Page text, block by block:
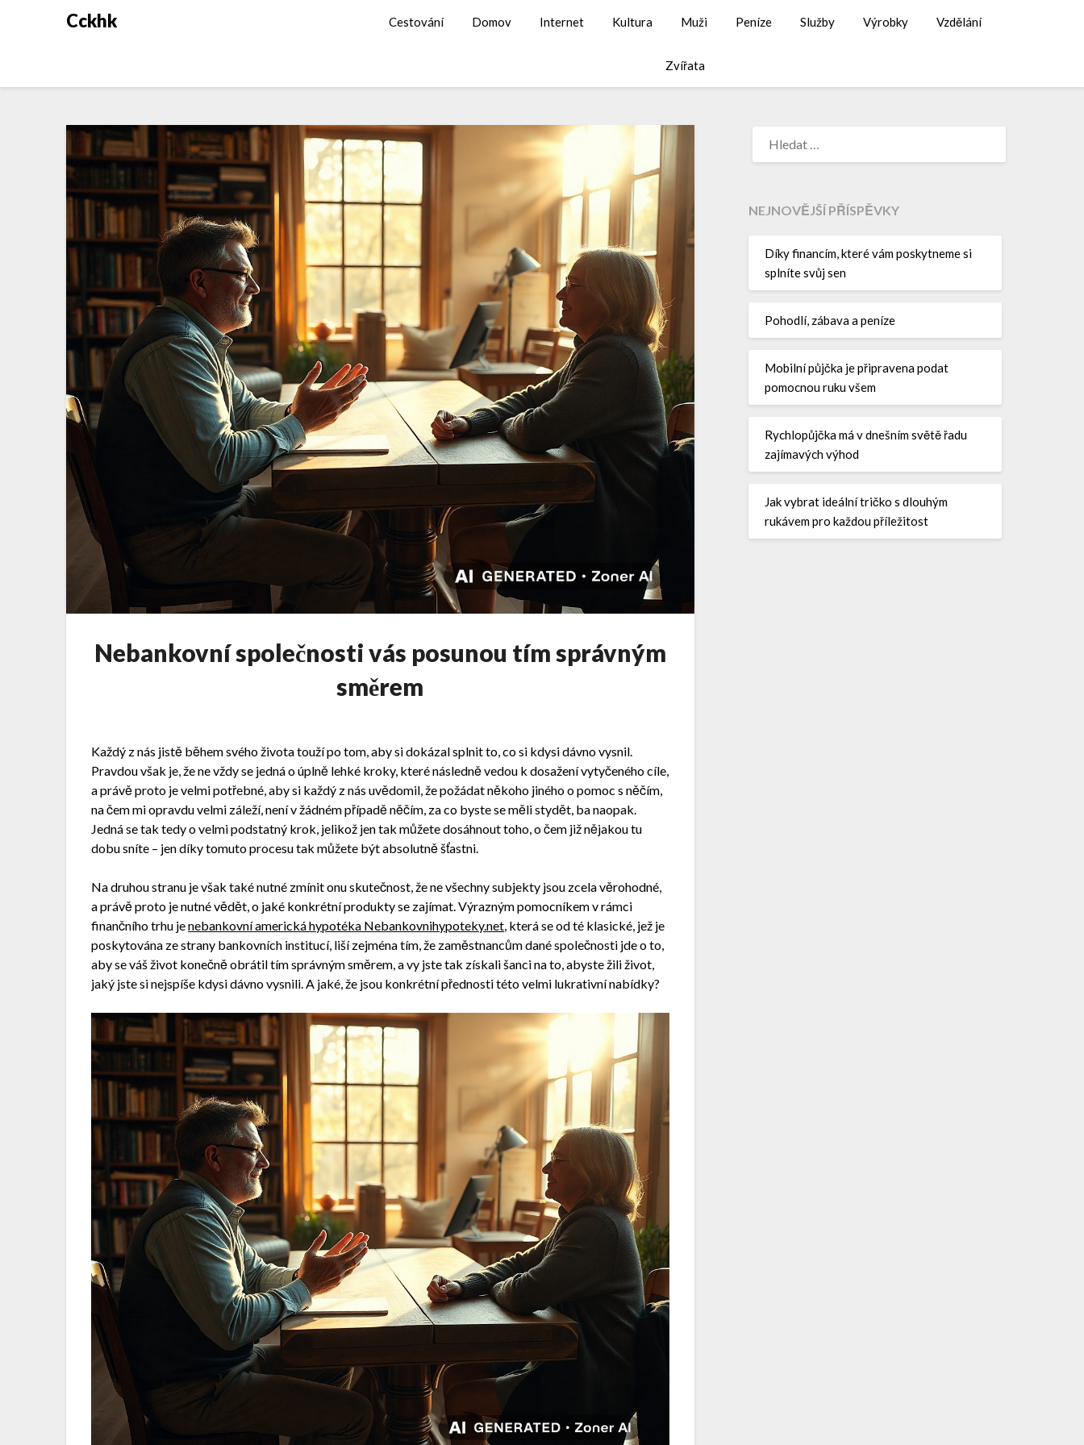
Cckhk Cestování Domov Internet Kultura Muži Peníze Služby Výrobky Vzdělání
Zvířata
Nebankovní společnosti vás posunou tím správným
směrem
Každý z nás jistě během svého života touží po tom, aby si dokázal splnit to, co si kdysi dávno vysnil.
Pravdou však je, že ne vždy se jedná o úplně lehké kroky, které následně vedou k dosažení vytyčeného cíle,
a právě proto je velmi potřebné, aby si každý z nás uvědomil, že požádat někoho jiného o pomoc s něčím,
na čem mi opravdu velmi záleží, není v žádném případě něčím, za co byste se měli stydět, ba naopak.
Jedná se tak tedy o velmi podstatný krok, jelikož jen tak můžete dosáhnout toho, o čem již nějakou tu
dobu sníte – jen díky tomuto procesu tak můžete být absolutně šťastni.
Na druhou stranu je však také nutné zmínit onu skutečnost, že ne všechny subjekty jsou zcela věrohodné,
a právě proto je nutné vědět, o jaké konkrétní produkty se zajímat. Výrazným pomocníkem v rámci
finančního trhu jenebankovní americká hypotéka Nebankovnihypoteky.net , která se od té klasické, jež je
poskytována ze strany bankovních institucí, liší zejména tím, že zaměstnancům dané společnosti jde o to,
aby se váš život konečně obrátil tím správným směrem, a vy jste tak získali šanci na to, abyste žili život,
jaký jste si nejspíše kdysi dávno vysnili. A jaké, že jsou konkrétní přednosti této velmi lukrativní nabídky?
NEJNOVĚJŠÍ PŘÍSPĚVKY
Díky financím, které vám poskytneme si
splníte svůj sen
Pohodlí, zábava a peníze
Mobilní půjčka je připravena podat
pomocnou ruku všem
Rychlopůjčka má v dnešním světě řadu
zajímavých výhod
Jak vybrat ideální tričko s dlouhým
rukávem pro každou příležitost